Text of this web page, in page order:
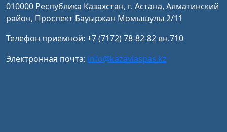
010000 Республика Казахстан, г. Астана, Алматинский
район, Проспект Бауыржан Момышулы 2/11
Телефон приемной: +7 (7172) 78-82-82 вн.710
Электронная почта: info@kazaviaspas.kz